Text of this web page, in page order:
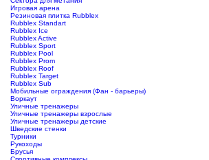
Игровая арена
Резиновая плитка Rubblex
Rubblex Standart
Rubblex Ice
Rubblex Active
Rubblex Sport
Rubblex Pool
Rubblex Prom
Rubblex Roof
Rubblex Target
Rubblex Sub
Мобильные ограждения (Фан - барьеры)
Воркаут
Уличные тренажеры
Уличные тренажеры взрослые
Уличные тренажеры детские
Шведские стенки
Турники
Рукоходы
Брусья